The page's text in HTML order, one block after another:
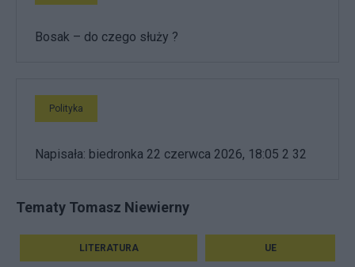
Bosak – do czego służy ?
Polityka
Napisała: biedronka 22 czerwca 2026, 18:05 2 32
Tematy Tomasz Niewierny
LITERATURA UE